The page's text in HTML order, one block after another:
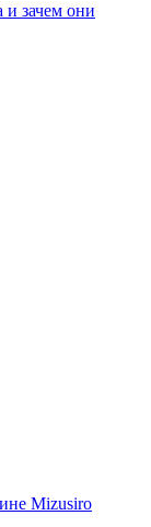
и зачем они
Mizusiro